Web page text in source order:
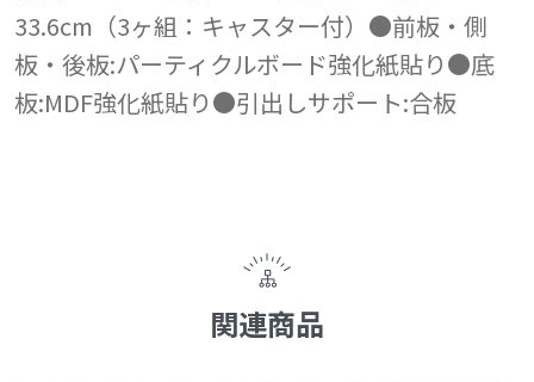
33.6cm（3ヶ組：キャスター付）●前板・側
板・後板:パーティクルボード強化紙貼り●底
板:MDF強化紙貼り●引出しサポート:合板
関連商品